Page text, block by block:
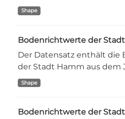
Shape
Bodenrichtwerte der
Der Datensatz enthält die
der Stadt Hamm aus dem
Shape
Bodenrichtwerte der